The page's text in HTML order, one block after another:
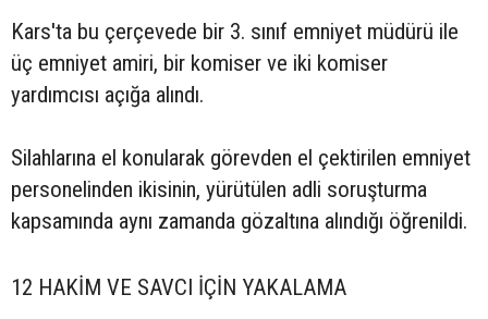
Kars'ta bu çerçevede bir 3. sınıf emniyet müdürü ile
üç emniyet amiri, bir komiser ve iki komiser
yardımcısı açığa alındı.
Silahlarına el konularak görevden el çektirilen emniyet
personelinden ikisinin, yürütülen adli soruşturma
kapsamında aynı zamanda gözaltına alındığı öğrenildi.
12 HAKİM VE SAVCI İÇİN YAKALAMA